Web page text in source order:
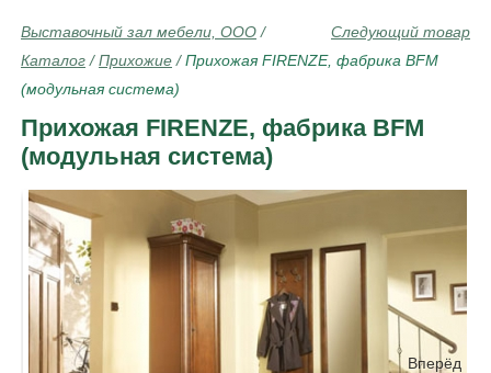
Следующий товар
Выставочный зал мебели, ООО /
Каталог /Прихожие /Прихожая FIRENZE, фабрика BFM
(модульная система)
Прихожая FIRENZE, фабрика BFM
(модульная система)
Вперёд